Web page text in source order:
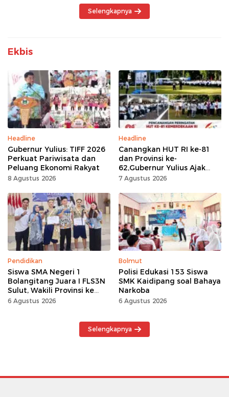
Selengkapnya
Ekbis
Headline
Gubernur Yulius: TIFF 2026
Perkuat Pariwisata dan
Peluang Ekonomi Rakyat
8 Agustus 2026
Headline
Canangkan HUT RI ke-81
dan Provinsi ke-
62,Gubernur Yulius Ajak
Seluruh Masyarakat
Kemerdekaan Momentum
Kerja Keras
7 Agustus 2026
Pendidikan
Siswa SMA Negeri 1
Bolangitang Juara I FLS3N
Sulut, Wakili Provinsi ke
Tingkat Nasional
6 Agustus 2026
Bolmut
Polisi Edukasi 153 Siswa
SMK Kaidipang soal Bahaya
Narkoba
6 Agustus 2026
Selengkapnya